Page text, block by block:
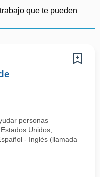
que te pueden
personas
Unidos,
- Inglés (llamada